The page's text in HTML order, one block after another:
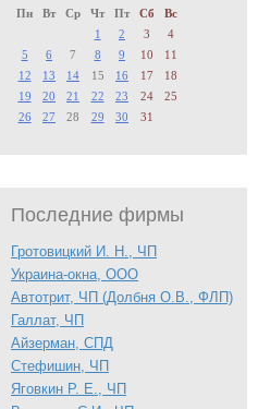
Пн
Вт Ср Чт Пт Сб
Вс
1
2 3
4
5
6 7 8 9 10
11
12
13 14 15 16 17
18
19
20 21 22 23 24
25
26
27 28 29 30 31
Последние фирмы
Гротовицкий И. Н., ЧП
Украина-окна, ООО
Автотрит, ЧП (Долбня О.В., ФЛП)
Галлат, ЧП
Айзерман, СПД
Стефишин, ЧП
Яговкин Р. Е., ЧП